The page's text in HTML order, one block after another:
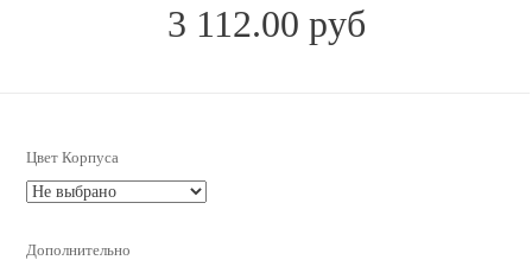
3 112.00 руб
Цвет Корпуса
Дополнительно